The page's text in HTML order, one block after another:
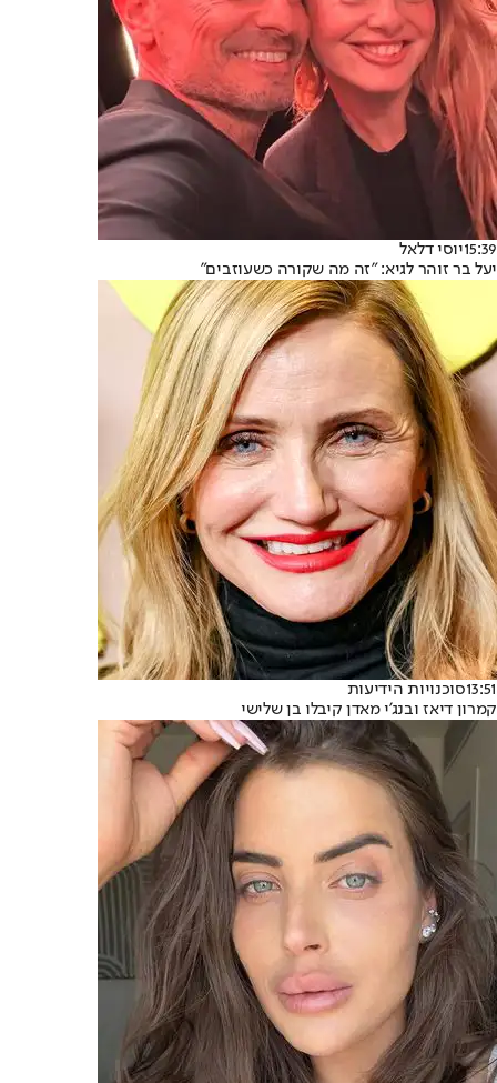
15:39יוסי דלאל
יעל בר זוהר לגיא: "זה מה שקורה כשעוזבים"
13:51סוכנויות הידיעות
קמרון דיאז ובנג'י מאדן קיבלו בן שלישי